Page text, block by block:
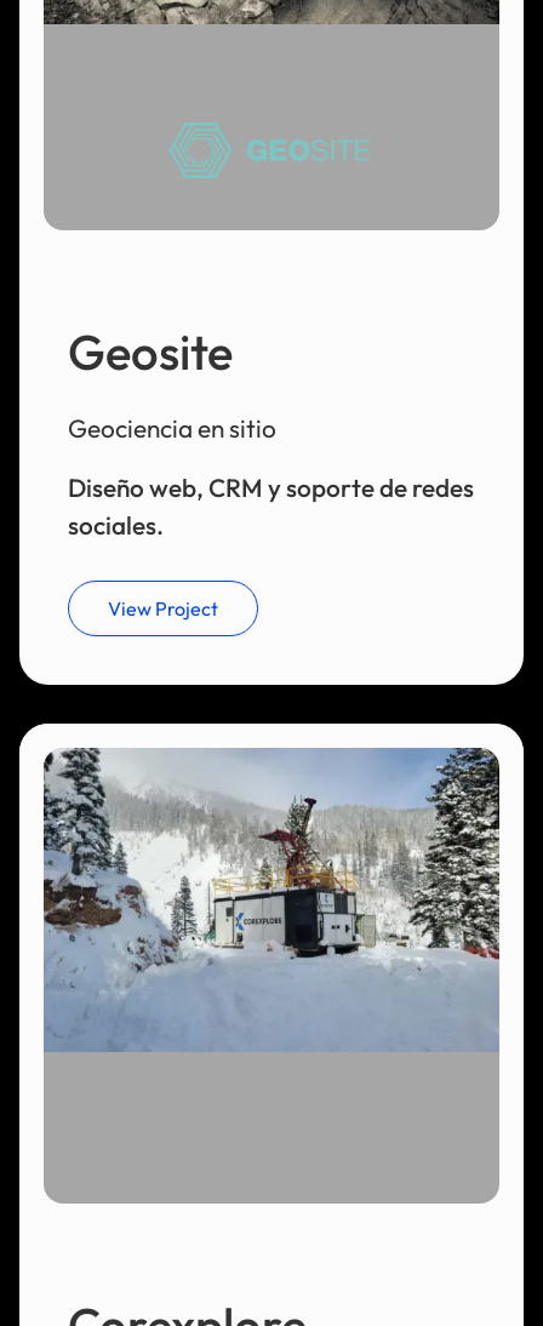
Geosite
Geociencia en sitio
Diseño web, CRM y soporte de redes
sociales.
View Project